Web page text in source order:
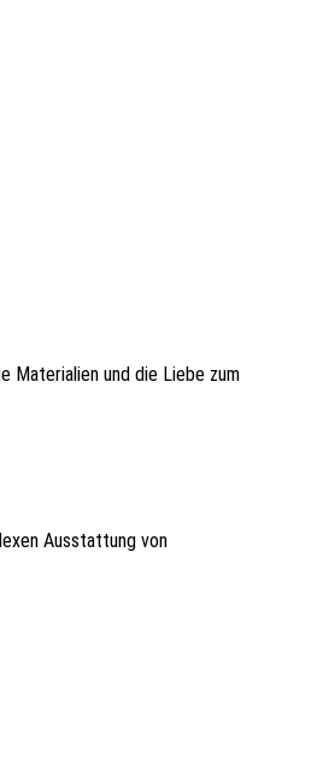
Materialien und die Liebe zum
Ausstattung von